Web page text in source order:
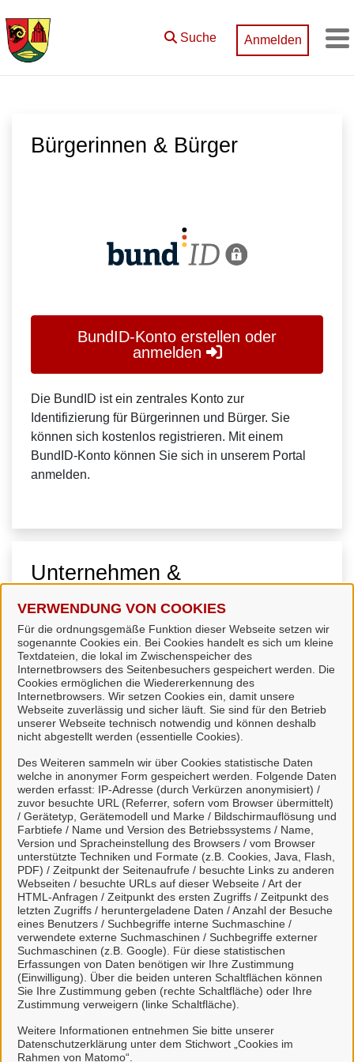
VERWENDUNG VON COOKIES
Für die ordnungsgemäße Funktion dieser Webseite setzen wir
sogenannte Cookies ein. Bei Cookies handelt es sich um kleine
Textdateien, die lokal im Zwischenspeicher des
Internetbrowsers des Seitenbesuchers gespeichert werden. Die
Cookies ermöglichen die Wiedererkennung des
Internetbrowsers. Wir setzen Cookies ein, damit unsere
Webseite zuverlässig und sicher läuft. Sie sind für den Betrieb
unserer Webseite technisch notwendig und können deshalb
nicht abgestellt werden (essentielle Cookies).
Des Weiteren sammeln wir über Cookies statistische Daten
welche in anonymer Form gespeichert werden. Folgende Daten
werden erfasst: IP-Adresse (durch Verkürzen anonymisiert) /
zuvor besuchte URL (Referrer, sofern vom Browser übermittelt)
/ Gerätetyp, Gerätemodell und Marke / Bildschirmauflösung und
Farbtiefe / Name und Version des Betriebssystems / Name,
Version und Spracheinstellung des Browsers / vom Browser
unterstützte Techniken und Formate (z.B. Cookies, Java, Flash,
PDF) / Zeitpunkt der Seitenaufrufe / besuchte Links zu anderen
Webseiten / besuchte URLs auf dieser Webseite / Art der
HTML-Anfragen / Zeitpunkt des ersten Zugriffs / Zeitpunkt des
letzten Zugriffs / heruntergeladene Daten / Anzahl der Besuche
eines Benutzers / Suchbegriffe interne Suchmaschine /
verwendete externe Suchmaschinen / Suchbegriffe externer
Suchmaschinen (z.B. Google). Für diese statistischen
Erfassungen von Daten benötigen wir Ihre Zustimmung
(Einwilligung). Über die beiden unteren Schaltflächen können
Sie Ihre Zustimmung geben (rechte Schaltfläche) oder Ihre
Zustimmung verweigern (linke Schaltfläche).
Weitere Informationen entnehmen Sie bitte unserer
Datenschutzerklärung unter dem Stichwort „Cookies im
Rahmen von Matomo“.
Suche Anmelden
Bürgerinnen & Bürger
BundID-Konto erstellen oder
anmelden
Die BundID ist ein zentrales Konto zur
Identifizierung für Bürgerinnen und Bürger. Sie
können sich kostenlos registrieren. Mit einem
BundID-Konto können Sie sich in unserem Portal
anmelden.
Unternehmen &
Organisationen
Mein Unternehmenskonto
erstellen oder anmelden
Mein Unternehmenskonto ist ein zentrales Konto zur
Identifizierung von Organisationen, insbesondere:
Juristische Personen,
Vereinigungen, denen ein Recht zustehen
kann
natürliche Personen, die beruflich oder
gewerblich tätig sind.
Eine Nutzung ist aber auch durch Behörden im
Sinne von § 1 Abs. 4 Verwaltungsverfahrensgesetz
(VwVfG) möglich.